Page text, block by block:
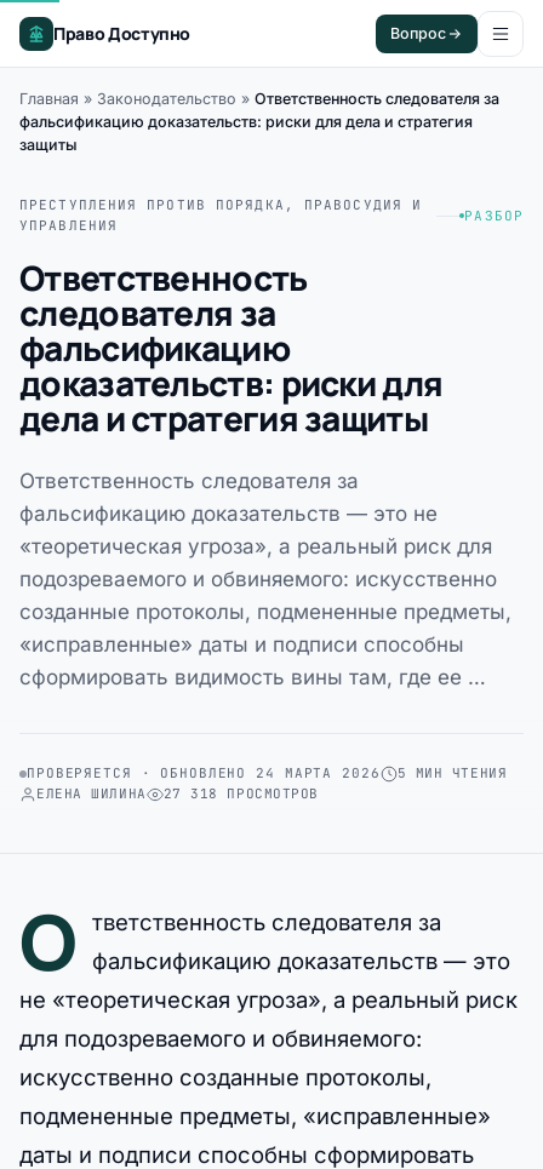
Право Доступно Вопрос
Главная » Законодательство » Ответственность следователя за
фальсификацию доказательств: риски для дела и стратегия
защиты
ПРЕСТУПЛЕНИЯ ПРОТИВ ПОРЯДКА, ПРАВОСУДИЯ И
УПРАВЛЕНИЯ
РАЗБОР
Ответственность
следователя за
фальсификацию
доказательств: риски для
дела и стратегия защиты
Ответственность следователя за
фальсификацию доказательств — это не
«теоретическая угроза», а реальный риск для
подозреваемого и обвиняемого: искусственно
созданные протоколы, подмененные предметы,
«исправленные» даты и подписи способны
сформировать видимость вины там, где ее …
ПРОВЕРЯЕТСЯ · ОБНОВЛЕНО 24 МАРТА 2026
5 МИН ЧТЕНИЯ
ЕЛЕНА ШИЛИНА
27 318 ПРОСМОТРОВ
О
тветственность следователя за
фальсификацию доказательств — это
не «теоретическая угроза», а реальный риск
для подозреваемого и обвиняемого:
искусственно созданные протоколы,
подмененные предметы, «исправленные»
даты и подписи способны сформировать